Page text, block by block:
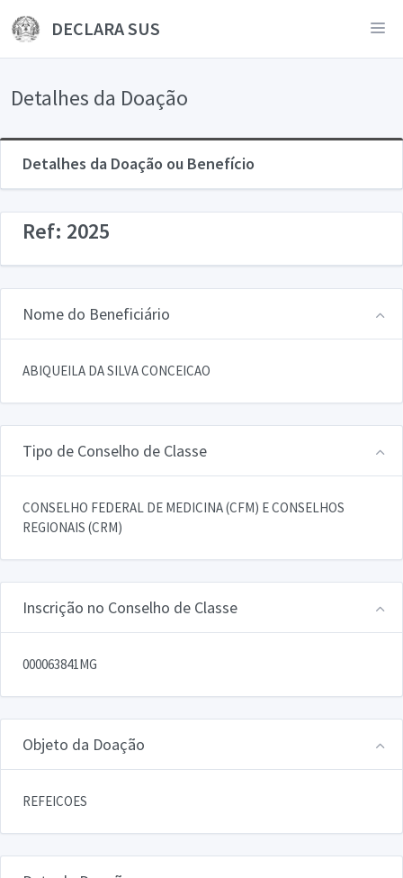
DECLARA SUS
Detalhes da Doação
Detalhes da Doação ou Benefício
Ref: 2025
Nome do Beneficiário
ABIQUEILA DA SILVA CONCEICAO
Tipo de Conselho de Classe
CONSELHO FEDERAL DE MEDICINA (CFM) E CONSELHOS
REGIONAIS (CRM)
Inscrição no Conselho de Classe
000063841MG
Objeto da Doação
REFEICOES